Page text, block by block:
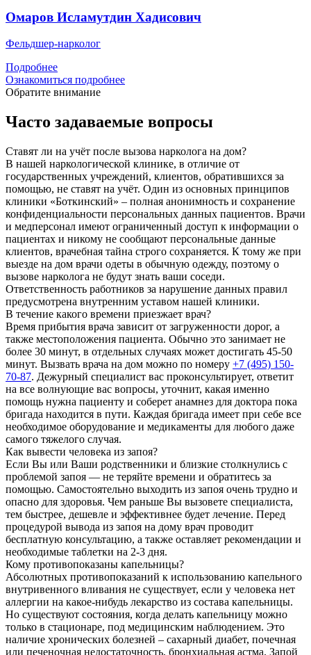
Омаров Исламутдин Хадисович
Фельдшер-нарколог
Подробнее
Ознакомиться подробнее
Обратите внимание
Часто задаваемые вопросы
Ставят ли на учёт после вызова нарколога на дом?
В нашей наркологической клинике, в отличие от
государственных учреждений, клиентов, обратившихся за
помощью, не ставят на учёт. Один из основных принципов
клиники «Боткинский» – полная анонимность и сохранение
конфиденциальности персональных данных пациентов. Врачи
и медперсонал имеют ограниченный доступ к информации о
пациентах и никому не сообщают персональные данные
клиентов, врачебная тайна строго сохраняется. К тому же при
выезде на дом врачи одеты в обычную одежду, поэтому о
вызове нарколога не будут знать ваши соседи.
Ответственность работников за нарушение данных правил
предусмотрена внутренним уставом нашей клиники.
В течение какого времени приезжает врач?
Время прибытия врача зависит от загруженности дорог, а
также местоположения пациента. Обычно это занимает не
более 30 минут, в отдельных случаях может достигать 45-50
минут. Вызвать врача на дом можно по номеру +7 (495) 150-
70-87. Дежурный специалист вас проконсультирует, ответит
на все волнующие вас вопросы, уточнит, какая именно
помощь нужна пациенту и соберет анамнез для доктора пока
бригада находится в пути. Каждая бригада имеет при себе все
необходимое оборудование и медикаменты для любого даже
самого тяжелого случая.
Как вывести человека из запоя?
Если Вы или Ваши родственники и близкие столкнулись с
проблемой запоя — не теряйте времени и обратитесь за
помощью. Самостоятельно выходить из запоя очень трудно и
опасно для здоровья. Чем раньше Вы вызовете специалиста,
тем быстрее, дешевле и эффективнее будет лечение. Перед
процедурой вывода из запоя на дому врач проводит
бесплатную консультацию, а также оставляет рекомендации и
необходимые таблетки на 2-3 дня.
Кому противопоказаны капельницы?
Абсолютных противопоказаний к использованию капельного
внутривенного вливания не существует, если у человека нет
аллергии на какое-нибудь лекарство из состава капельницы.
Но существуют состояния, когда делать капельницу можно
только в стационаре, под медицинским наблюдением. Это
наличие хронических болезней – сахарный диабет, почечная
или печеночная недостаточность, бронхиальная астма. Запой